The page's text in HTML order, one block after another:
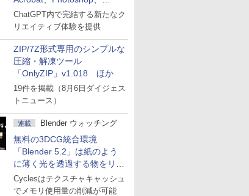
Premiereなどの機能を1つの
プラグインに統合
ChatGPT内で完結する新たなク
リエイティブ体験を提供
ZIP/7Z形式専用のシンプルな
圧縮・解凍ツール
「OnlyZIP」v1.018 ほか
19件を掲載（8月6日ダイジェス
トニュース）
連載 Blender ウォッチング
無料の3DCG統合環境
「Blender 5.2」は紙のよう
に薄く光を透過する物をリア
ルに表現
Cyclesはテクスチャキャッシュ
でメモリ使用量の削減が可能